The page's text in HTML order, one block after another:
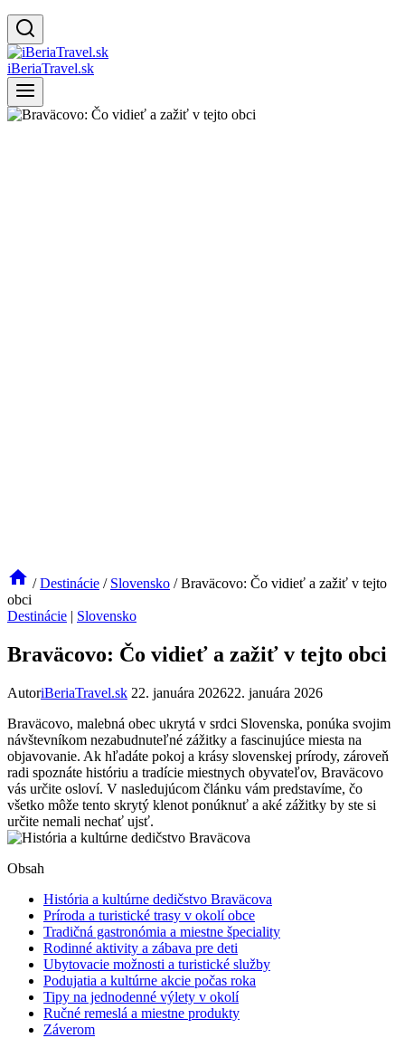
iBeriaTravel.sk
/ Destinácie / Slovensko / Braväcovo: Čo vidieť a zažiť v tejto
obci
Destinácie | Slovensko
Braväcovo: Čo vidieť a zažiť v tejto obci
AutoriBeriaTravel.sk 22. januára 202622. januára 2026
Braväcovo, malebná obec ukrytá v srdci Slovenska, ponúka svojim
návštevníkom nezabudnuteľné zážitky a fascinujúce miesta na
objavovanie. Ak hľadáte pokoj a krásy slovenskej prírody, zároveň
radi spoznáte históriu a tradície miestnych obyvateľov, Braväcovo
vás určite osloví. V nasledujúcom článku vám predstavíme, čo
všetko môže tento skrytý klenot ponúknuť a aké zážitky by ste si
určite nemali nechať ujsť.
Obsah
História a kultúrne dedičstvo Braväcova
Príroda a turistické trasy v okolí obce
Tradičná gastronómia a miestne špeciality
Rodinné aktivity a zábava pre deti
Ubytovacie možnosti a turistické služby
Podujatia a kultúrne akcie počas roka
Tipy na jednodenné výlety v okolí
Ručné remeslá a miestne produkty
Záverom